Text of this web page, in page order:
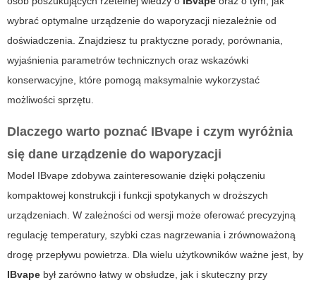
wybrać optymalne urządzenie do waporyzacji niezależnie od
doświadczenia. Znajdziesz tu praktyczne porady, porównania,
wyjaśnienia parametrów technicznych oraz wskazówki
konserwacyjne, które pomogą maksymalnie wykorzystać
możliwości sprzętu.
Dlaczego warto poznać IBvape i czym wyróżnia
się dane urządzenie do waporyzacji
Model IBvape zdobywa zainteresowanie dzięki połączeniu
kompaktowej konstrukcji i funkcji spotykanych w droższych
urządzeniach. W zależności od wersji może oferować precyzyjną
regulację temperatury, szybki czas nagrzewania i zrównoważoną
drogę przepływu powietrza. Dla wielu użytkowników ważne jest, by
IBvape był zarówno łatwy w obsłudze, jak i skuteczny przy